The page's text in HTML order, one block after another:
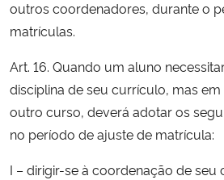
outros coordenadores, durante o
matrículas.
Art. 16. Quando um aluno
disciplina de seu currículo, mas
outro curso, deverá adotar os
no período de ajuste de matrícula:
I – dirigir-se à coordenação de seu